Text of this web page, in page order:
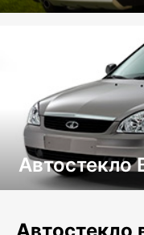
Автостекло